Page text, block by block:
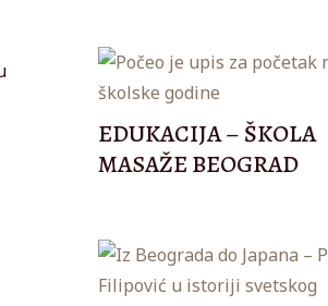
EDUKACIJA – ŠKOLA
MASAŽE BEOGRAD